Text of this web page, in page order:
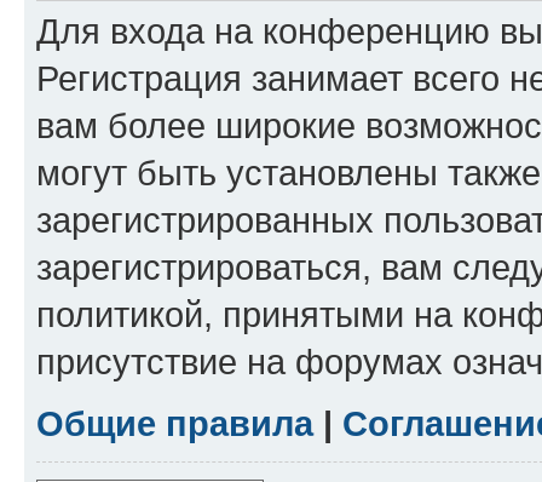
Для входа на конференцию
Регистрация занимает всего
вам более широкие
могут быть установлены
зарегистрированных
зарегистрироваться, вам
политикой, принятыми на
присутствие на форумах
Общие правила|